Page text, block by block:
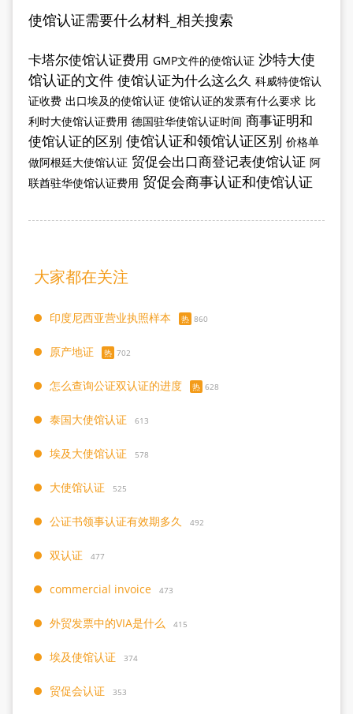
使馆认证需要什么材料_相关搜索
卡塔尔使馆认证费用 GMP文件的使馆认证 沙特大使
馆认证的文件 使馆认证为什么这么久 科威特使馆认
证收费 出口埃及的使馆认证 使馆认证的发票有什么要求 比
利时大使馆认证费用 德国驻华使馆认证时间 商事证明和
使馆认证的区别 使馆认证和领馆认证区别 价格单
做阿根廷大使馆认证 贸促会出口商登记表使馆认证 阿
联酋驻华使馆认证费用 贸促会商事认证和使馆认证
大家都在关注
印度尼西亚营业执照样本 热 860
原产地证 热 702
怎么查询公证双认证的进度 热 628
泰国大使馆认证 613
埃及大使馆认证 578
大使馆认证 525
公证书领事认证有效期多久 492
双认证 477
commercial invoice 473
外贸发票中的VIA是什么 415
埃及使馆认证 374
贸促会认证 353